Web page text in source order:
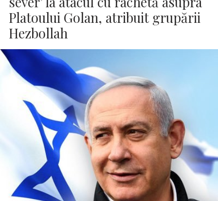
Platoului Golan, atribuit grupării
Hezbollah